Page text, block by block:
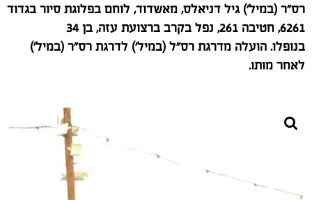
רס"ר (במיל') גיל דניאלס, מאשדוד, לוחם בפלוגת סיור בגדוד
6261, חטיבה 261, נפל בקרב ברצועת עזה, בן 34
בנופלו. הועלה מדרגת רס"ל (במיל') לדרגת רס"ר (במיל')
לאחר מותו.